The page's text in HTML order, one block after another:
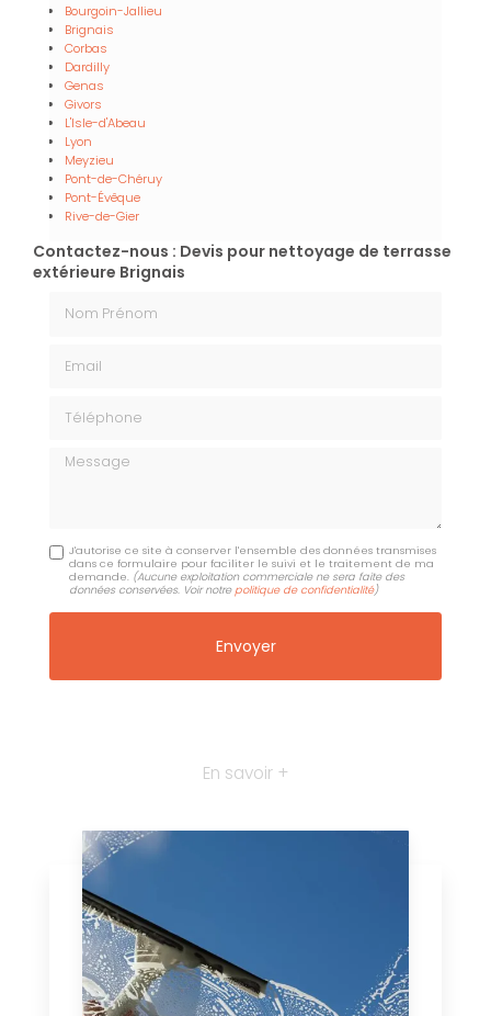
Bourgoin-Jallieu
Brignais
Corbas
Dardilly
Genas
Givors
L'Isle-d'Abeau
Lyon
Meyzieu
Pont-de-Chéruy
Pont-Évêque
Rive-de-Gier
Contactez-nous : Devis pour nettoyage de terrasse
extérieure Brignais
Message
J'autorise ce site à conserver l'ensemble des données transmises
dans ce formulaire pour faciliter le suivi et le traitement de ma
demande. (Aucune exploitation commerciale ne sera faite des
données conservées. Voir notre politique de confidentialité)
En savoir +